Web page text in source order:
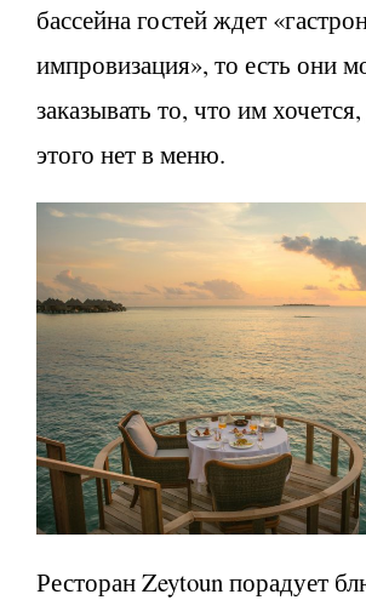
бассейна гостей ждет
импровизация», то есть они
заказывать то, что им
этого нет в меню.
Ресторан Zeytoun порадует